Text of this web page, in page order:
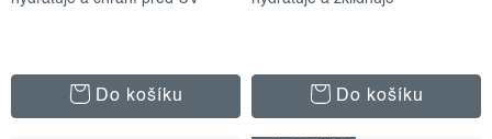
Do košíku Do košíku